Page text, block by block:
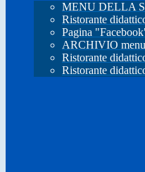
MENU DELLA
Ristorante
Pagina
ARCHIVIO
Ristorante
Ristorante